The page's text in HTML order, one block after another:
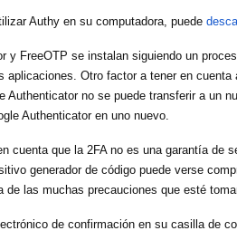
Authy en su computadora, puede
y FreeOTP se instalan siguiendo un
aplicaciones. Otro factor a tener en
Authenticator no se puede transferir a un
Authenticator en uno nuevo.
cuenta que la 2FA no es una garantía de
generador de código puede verse
de las muchas precauciones que esté
de confirmación en su casilla de